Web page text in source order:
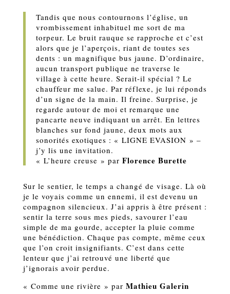
Tandis que nous contournons l’église, un
vrombissement inhabituel me sort de ma
torpeur. Le bruit rauque se rapproche et c’est
alors que je l’aperçois, riant de toutes ses
dents : un magnifique bus jaune. D’ordinaire,
aucun transport publique ne traverse le
village à cette heure. Serait-il spécial ? Le
chauffeur me salue. Par réflexe, je lui réponds
d’un signe de la main. Il freine. Surprise, je
regarde autour de moi et remarque une
pancarte neuve indiquant un arrêt. En lettres
blanches sur fond jaune, deux mots aux
sonorités exotiques : « LIGNE EVASION » –
j’y lis une invitation.
« L’heure creuse » par Florence Burette
Sur le sentier, le temps a changé de visage. Là où
je le voyais comme un ennemi, il est devenu un
compagnon silencieux. J’ai appris à être présent :
sentir la terre sous mes pieds, savourer l’eau
simple de ma gourde, accepter la pluie comme
une bénédiction. Chaque pas compte, même ceux
que l’on croit insignifiants. C’est dans cette
lenteur que j’ai retrouvé une liberté que
j’ignorais avoir perdue.
« Comme une rivière » par Mathieu Galerin